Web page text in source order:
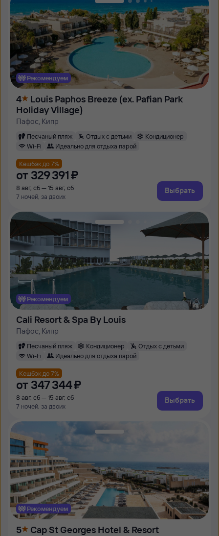
Рекомендуем
4
Louis Paphos Breeze (ex. Pafian Park
Holiday Village)
Пафос, Кипр
Песчаный пляж Отдых с детьми
Кондиционер
Wi-Fi
Идеально для отдыха парой
Кешбэк до 7%
от 329 ⁠391 ⁠₽
8 авг, сб — 15 авг, сб
7 ночей, за двоих
Выбрать
Рекомендуем
Cali Resort & Spa By Louis
Пафос, Кипр
Песчаный пляж Кондиционер
Отдых с детьми
Wi-Fi
Идеально для отдыха парой
Кешбэк до 7%
от 347 ⁠344 ⁠₽
8 авг, сб — 15 авг, сб
7 ночей, за двоих
Выбрать
Рекомендуем
5 Cap St Georges Hotel & Resort